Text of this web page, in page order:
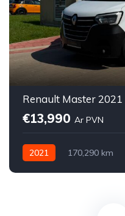
Renault Master 2021
€13,990 Ar PVN
2021 170,290 km